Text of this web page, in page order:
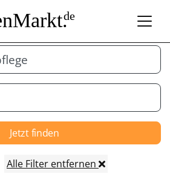
de
Jetzt finden
Alle Filter entfernen